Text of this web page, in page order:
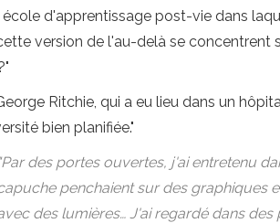
école d'apprentissage post-vie dans
version de l'au-delà se concentrent
Ritchie, qui a eu lieu dans un
bien planifiée."
"Par des portes ouvertes, j'ai entretenu
penchaient sur des graphiques
des lumières… J'ai regardé dans